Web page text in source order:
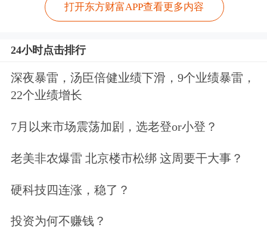
打开东方财富APP查看更多内容
24小时点击排行
深夜暴雷，汤臣倍健业绩下滑，9个业绩暴雷，
22个业绩增长
7月以来市场震荡加剧，选老登or小登？
老美非农爆雷 北京楼市松绑 这周要干大事？
硬科技四连涨，稳了？
投资为何不赚钱？